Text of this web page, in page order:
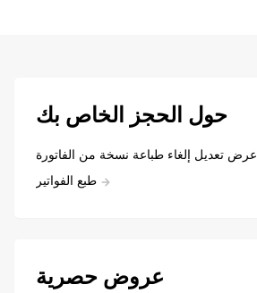
حول الحجز الخاص بك
عرض تعديل إلغاء طباعة نسخة من الفاتورة
طبع الفواتير
عروض حصرية